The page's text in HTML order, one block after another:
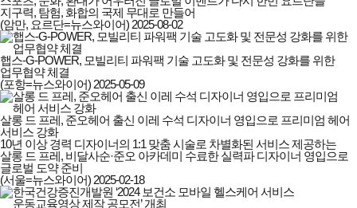
지구력, 탐험, 화합의 국제 무대로 만들어
(암만, 요르단=뉴스와이어) 2025-08-02
햅스-G-POWER, 모빌리티 파워팩 기술 고도화 및 전문성 강화를 위한
업무협약 체결
(포항=뉴스와이어) 2025-05-09
살롱 드 프레, 준오헤어 출신 이레 수석 디자이너 영입으로 프리미엄 헤어
서비스 강화
10년 이상 경력 디자이너의 1:1 맞춤 시술로 차별화된 서비스 제공하는
살롱 드 프레, 비달사순·준오 아카데미 수료한 실력파 디자이너 영입으로
글로벌 도약 준비
(서울=뉴스와이어) 2025-02-18